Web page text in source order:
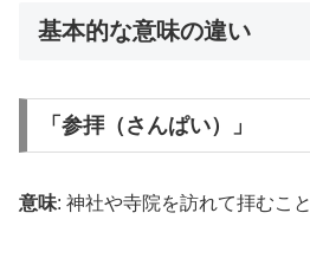
基本的な意味の違い
「参拝（さんぱい）」
意味: 神社や寺院を訪れて拝むこと